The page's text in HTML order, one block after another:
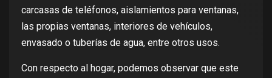
carcasas de teléfonos, aislamientos para ventanas,
las propias ventanas, interiores de vehículos,
envasado o tuberías de agua, entre otros usos.
Con respecto al hogar, podemos observar que este